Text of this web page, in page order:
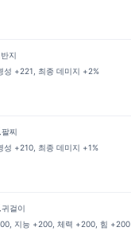
반지
성 +221, 최종 데미지 +2%
팔찌
성 +210, 최종 데미지 +1%
귀걸이
지능 +200, 체력 +200, 힘 +200